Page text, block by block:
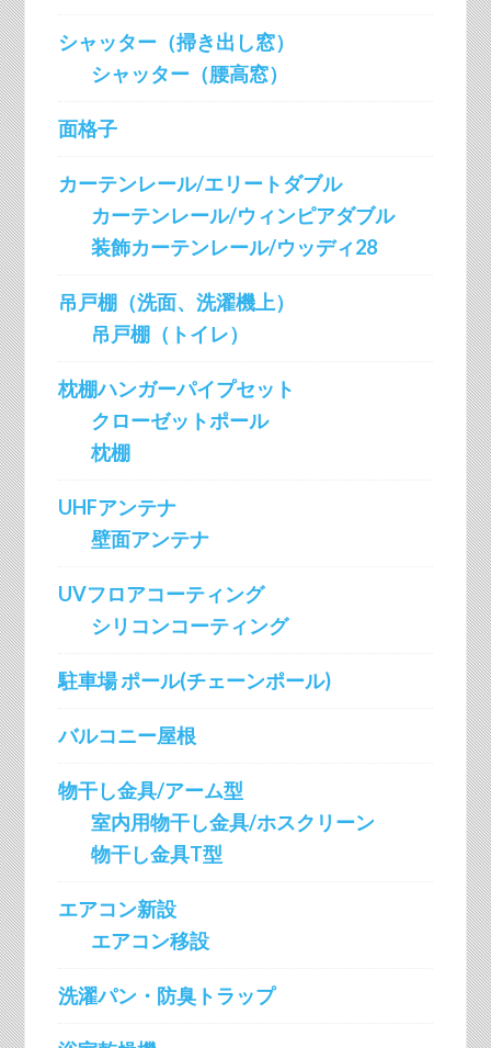
シャッター（掃き出し窓）
シャッター（腰高窓）
面格子
カーテンレール/エリートダブル
カーテンレール/ウィンピアダブル
装飾カーテンレール/ウッディ28
吊戸棚（洗面、洗濯機上）
吊戸棚（トイレ）
枕棚ハンガーパイプセット
クローゼットポール
枕棚
UHFアンテナ
壁面アンテナ
UVフロアコーティング
シリコンコーティング
駐車場 ポール(チェーンポール)
バルコニー屋根
物干し金具/アーム型
室内用物干し金具/ホスクリーン
物干し金具T型
エアコン新設
エアコン移設
洗濯パン・防臭トラップ